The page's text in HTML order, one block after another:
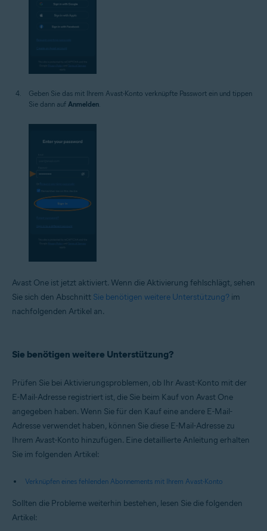
Geben Sie das mit Ihrem Avast-Konto verknüpfte Passwort ein und tippen
Sie dann auf Anmelden
Avast One ist jetzt aktiviert. Wenn die Aktivierung fehlschlägt, sehen
Sie sich den Abschnitt Sie benötigen weitere Unterstützung? im
nachfolgenden Artikel an.
Sie benötigen weitere Unterstützung?
Prüfen Sie bei Aktivierungsproblemen, ob Ihr Avast-Konto mit der
E-Mail-Adresse registriert ist, die Sie beim Kauf von Avast One
angegeben haben. Wenn Sie für den Kauf eine andere E-Mail-
Adresse verwendet haben, können Sie diese E-Mail-Adresse zu
Ihrem Avast-Konto hinzufügen. Eine detaillierte Anleitung erhalten
Sie im folgenden Artikel:
Verknüpfen eines fehlenden Abonnements mit Ihrem Avast-Konto
Sollten die Probleme weiterhin bestehen, lesen Sie die folgenden
Artikel: